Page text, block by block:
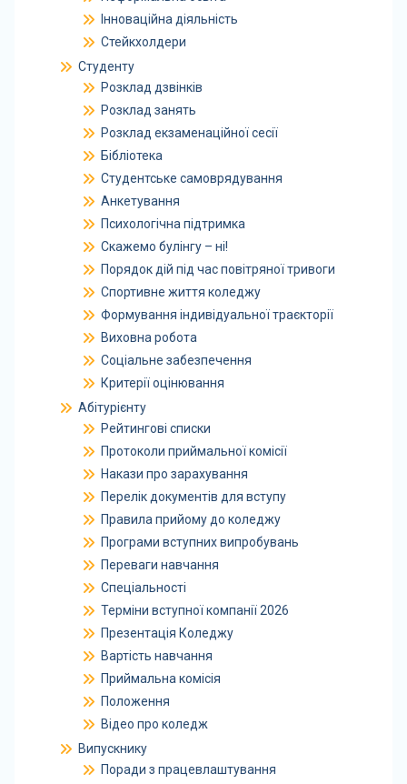
Інноваційна діяльність
Стейкхолдери
Студенту
Розклад дзвінків
Розклад занять
Розклад екзаменаційної сесії
Бібліотека
Студентське самоврядування
Анкетування
Психологічна підтримка
Скажемо булінгу – ні!
Порядок дій під час повітряної тривоги
Спортивне життя коледжу
Формування індивідуальної траєкторії
Виховна робота
Соціальне забезпечення
Критерії оцінювання
Абітурієнту
Рейтингові списки
Протоколи приймальної комісії
Накази про зарахування
Перелік документів для вступу
Правила прийому до коледжу
Програми вступних випробувань
Переваги навчання
Спеціальності
Терміни вступної компанії 2026
Презентація Коледжу
Вартість навчання
Приймальна комісія
Положення
Відео про коледж
Випускнику
Поради з працевлаштування